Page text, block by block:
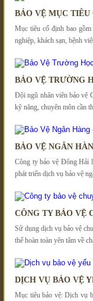
BẢO VỆ MỤC
Mục tiêu cố định bao
nghiệp, khách sạn, bệnh
BẢO VỆ TRƯỜNG
Đội ngũ nhân viên bảo vệ
kỹ năng, chuyên môn cần
BẢO VỆ NGÂN
Công ty bảo vệ Đông Hải
phát triển dịch vụ bảo vệ
CÔNG TY BẢO VỆ
Sử dụng dịch vụ bảo vệ
thể hoàn toàn yên tâm về
DỊCH VỤ BẢO VỆ
Mục tiêu bảo vệ: Dịch vụ